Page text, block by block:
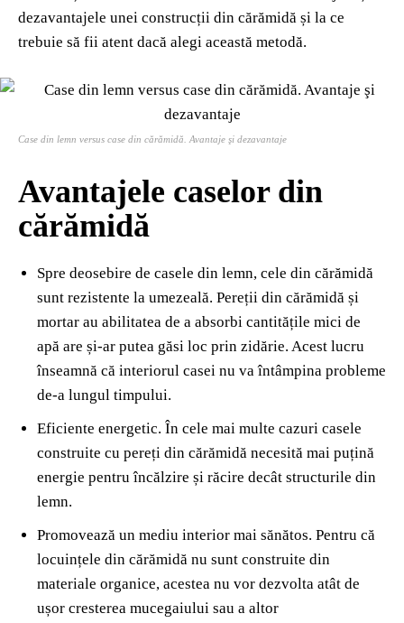
dezavantajele unei construcții din cărămidă și la ce
trebuie să fii atent dacă alegi această metodă.
Case din lemn versus case din cărămidă. Avantaje şi dezavantaje
Avantajele caselor din
cărămidă
Spre deosebire de casele din lemn, cele din cărămidă
sunt rezistente la umezeală. Pereții din cărămidă și
mortar au abilitatea de a absorbi cantitățile mici de
apă are și-ar putea găsi loc prin zidărie. Acest lucru
înseamnă că interiorul casei nu va întâmpina probleme
de-a lungul timpului.
Eficiente energetic. În cele mai multe cazuri casele
construite cu pereți din cărămidă necesită mai puțină
energie pentru încălzire și răcire decât structurile din
lemn.
Promovează un mediu interior mai sănătos. Pentru că
locuințele din cărămidă nu sunt construite din
materiale organice, acestea nu vor dezvolta atât de
ușor cresterea mucegaiului sau a altor